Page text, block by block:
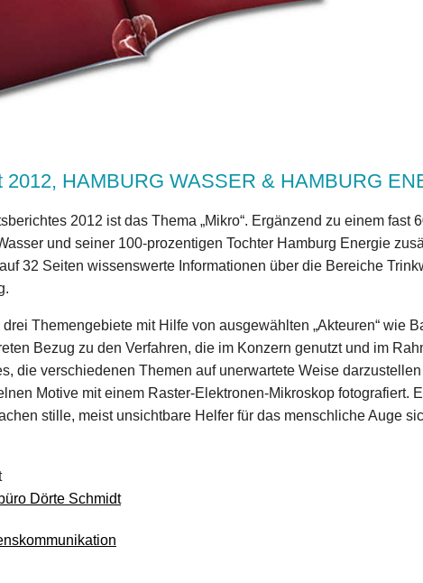
2012, HAMBURG WASSER & HAMBURG
2012 ist das Thema „Mikro“. Ergänzend zu einem
und seiner 100-prozentigen Tochter Hamburg Energie
32 Seiten wissenswerte Informationen über die Bereiche
Themengebiete mit Hilfe von ausgewählten „Akteuren“ wie
Bezug zu den Verfahren, die im Konzern genutzt und im
die verschiedenen Themen auf unerwartete Weise
Motive mit einem Raster-Elektronen-Mikroskop fotografiert.
stille, meist unsichtbare Helfer für das menschliche Auge
Dörte Schmidt